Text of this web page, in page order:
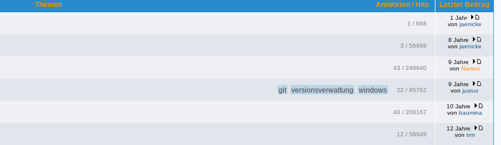
Antworten / Hits
Themen Letzter Beitrag
1 / 668
1 Jahr
von jaenicke
3 / 56966
8 Jahre
von jaenicke
43 / 248640
9 Jahre
von Narses
22 / 85762
git versionsverwaltung windows
9 Jahre
von justus
40 / 206167
10 Jahre
von baumina
12 / 58949
12 Jahre
von trm